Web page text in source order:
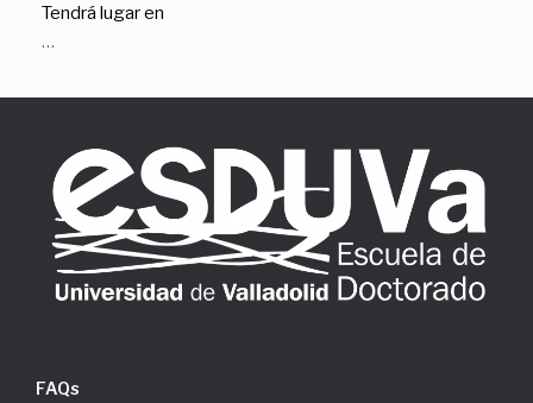
Tendrá lugar en
…
FAQs